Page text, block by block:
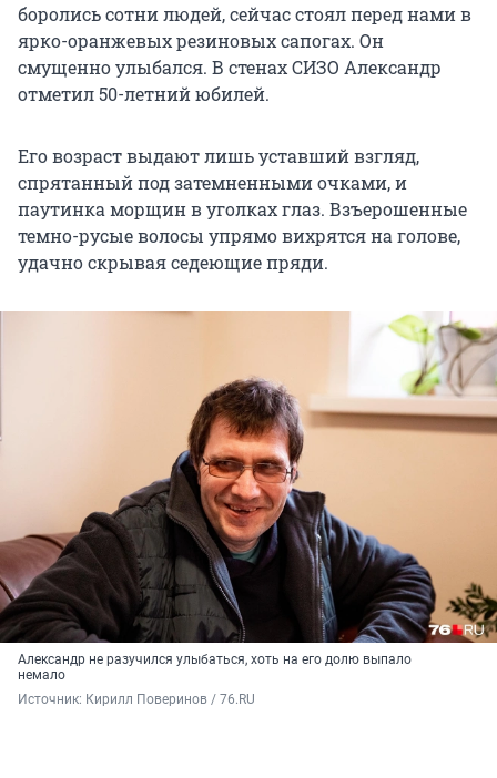
боролись сотни людей, сейчас стоял перед нами в
ярко-оранжевых резиновых сапогах. Он
смущенно улыбался. В стенах СИЗО Александр
отметил 50-летний юбилей.
Его возраст выдают лишь уставший взгляд,
спрятанный под затемненными очками, и
паутинка морщин в уголках глаз. Взъерошенные
темно-русые волосы упрямо вихрятся на голове,
удачно скрывая седеющие пряди.
Александр не разучился улыбаться, хоть на его долю выпало
немало
Источник: Кирилл Поверинов / 76.RU